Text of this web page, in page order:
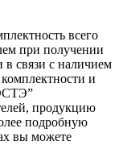
всего
при получении
в связи с наличием
и
продукцию
подробную
вы можете